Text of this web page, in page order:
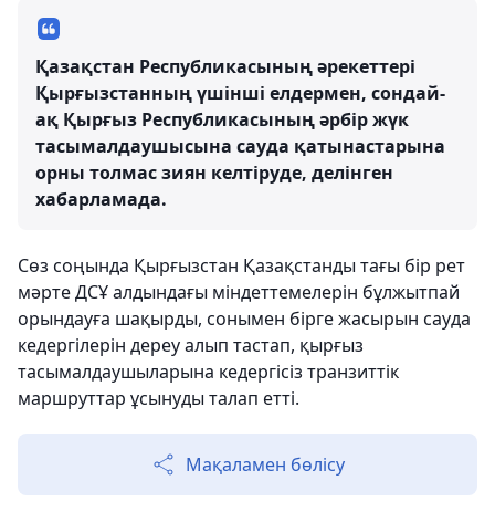
Қазақстан Республикасының әрекеттері
Қырғызстанның үшінші елдермен, сондай-
ақ Қырғыз Республикасының әрбір жүк
тасымалдаушысына сауда қатынастарына
орны толмас зиян келтіруде, делінген
хабарламада.
Сөз соңында Қырғызстан Қазақстанды тағы бір рет
мәрте ДСҰ алдындағы міндеттемелерін бұлжытпай
орындауға шақырды, сонымен бірге жасырын сауда
кедергілерін дереу алып тастап, қырғыз
тасымалдаушыларына кедергісіз транзиттік
маршруттар ұсынуды талап етті.
Мақаламен бөлісу